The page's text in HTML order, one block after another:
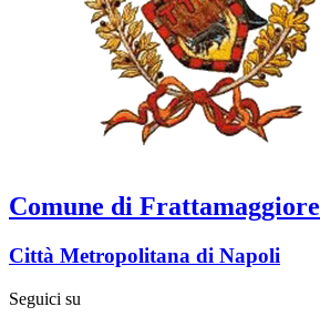
Comune di Frattamaggiore
Città Metropolitana di Napoli
Seguici su